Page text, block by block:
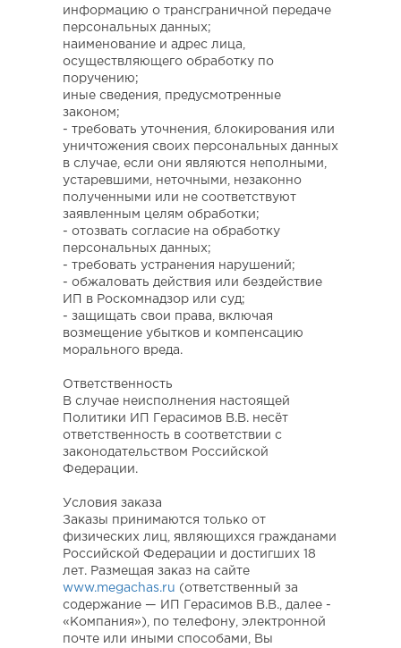
информацию о трансграничной передаче
персональных данных;
наименование и адрес лица,
осуществляющего обработку по
поручению;
иные сведения, предусмотренные
законом;
- требовать уточнения, блокирования или
уничтожения своих персональных данных
в случае, если они являются неполными,
устаревшими, неточными, незаконно
полученными или не соответствуют
заявленным целям обработки;
- отозвать согласие на обработку
персональных данных;
- требовать устранения нарушений;
- обжаловать действия или бездействие
ИП в Роскомнадзор или суд;
- защищать свои права, включая
возмещение убытков и компенсацию
морального вреда.
Ответственность
В случае неисполнения настоящей
Политики ИП Герасимов В.В. несёт
ответственность в соответствии с
законодательством Российской
Федерации.
Условия заказа
Заказы принимаются только от
физических лиц, являющихся гражданами
Российской Федерации и достигших 18
лет. Размещая заказ на сайте
www.megachas.ru (ответственный за
содержание — ИП Герасимов В.В., далее -
«Компания»), по телефону, электронной
почте или иными способами, Вы